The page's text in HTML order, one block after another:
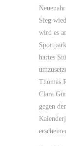
Sieg
wird es
hartes
Thomas
Clara
gegen